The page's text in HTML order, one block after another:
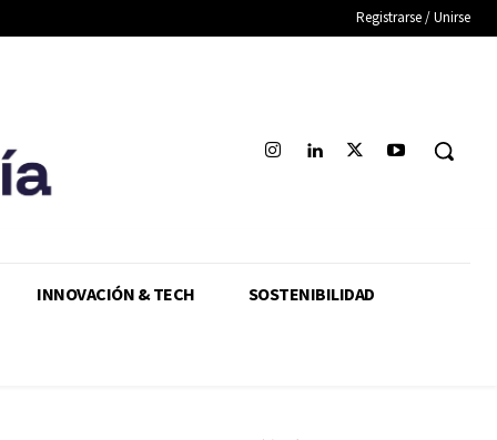
Registrarse / Unirse
INNOVACIÓN & TECH SOSTENIBILIDAD